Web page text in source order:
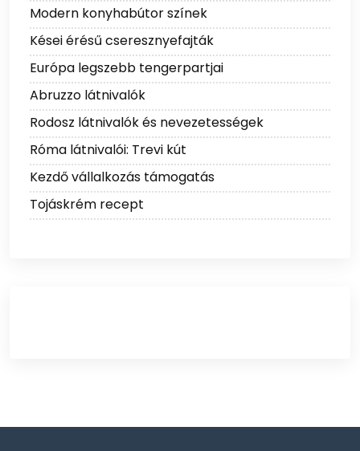
Modern konyhabútor színek
Kései érésű cseresznyefajták
Európa legszebb tengerpartjai
Abruzzo látnivalók
Rodosz látnivalók és nevezetességek
Róma látnivalói: Trevi kút
Kezdő vállalkozás támogatás
Tojáskrém recept